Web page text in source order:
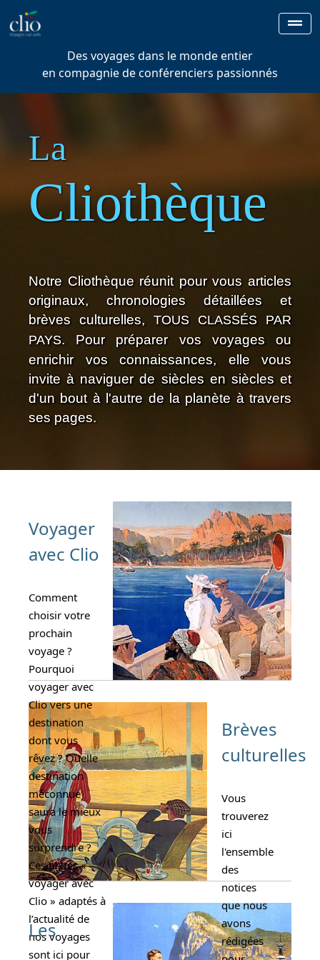
Des voyages dans le monde entier
en compagnie de conférenciers passionnés
La
Cliothèque
Notre Cliothèque réunit pour vous articles
originaux, chronologies détaillées et
brèves culturelles, TOUS CLASSÉS PAR
PAYS. Pour préparer vos voyages ou
enrichir vos connaissances, elle vous
invite à naviguer de siècles en siècles et
d'un bout à l'autre de la planète à travers
ses pages.
Voyager
avec Clio
Comment
choisir votre
prochain
voyage ?
Pourquoi
voyager avec
Clio vers une
destination
dont vous
rêvez ? Quelle
destination
méconnue
saura le mieux
vous
surprendre ?
Ces textes «
voyager avec
Clio » adaptés à
l’actualité de
nos voyages
sont ici pour
Brèves
culturelles
Vous
trouverez
ici
l'ensemble
des
notices
que nous
avons
rédigées
Les